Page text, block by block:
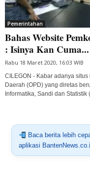
Pemerintahan
Bahas Website
: Isinya Kan Cuma...
Rabu 18 Maret 2020, 16:03 WIB
CILEGON - Kabar adanya
Daerah (OPD) yang diretas
Informatika, Sandi dan Statistik
Baca berita lebih
aplikasi